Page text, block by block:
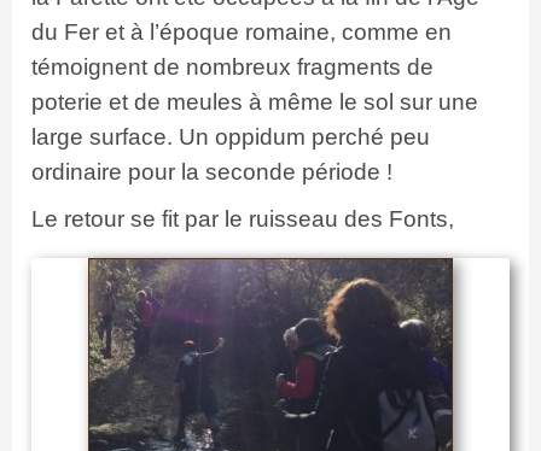
du Fer et à l’époque romaine, comme en
témoignent de nombreux fragments de
poterie et de meules à même le sol sur une
large surface. Un oppidum perché peu
ordinaire pour la seconde période !
Le retour se fit par le ruisseau des Fonts,